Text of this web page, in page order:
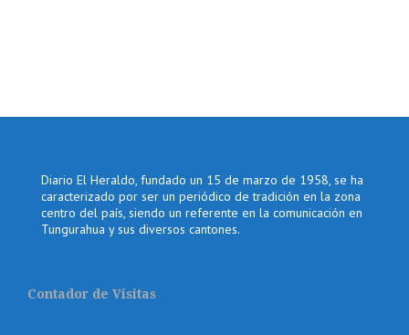
Diario El Heraldo, fundado un 15 de marzo de 1958, se ha
caracterizado por ser un periódico de tradición en la zona
centro del país, siendo un referente en la comunicación en
Tungurahua y sus diversos cantones.
Contador de Visitas